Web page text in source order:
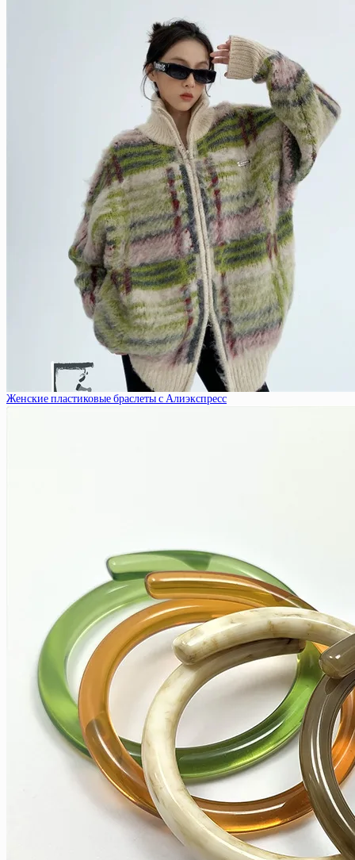
Женские пластиковые браслеты с Алиэкспресс